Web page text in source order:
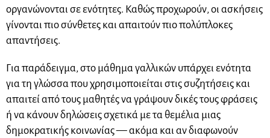
οργανώνονται σε ενότητες. Καθώς προχωρούν, οι ασκήσεις
γίνονται πιο σύνθετες και απαιτούν πιο πολύπλοκες
απαντήσεις.
Για παράδειγμα, στο μάθημα γαλλικών υπάρχει ενότητα
για τη γλώσσα που χρησιμοποιείται στις συζητήσεις και
απαιτεί από τους μαθητές να γράψουν δικές τους φράσεις
ή να κάνουν δηλώσεις σχετικά με τα θεμέλια μιας
δημοκρατικής κοινωνίας — ακόμα και αν διαφωνούν